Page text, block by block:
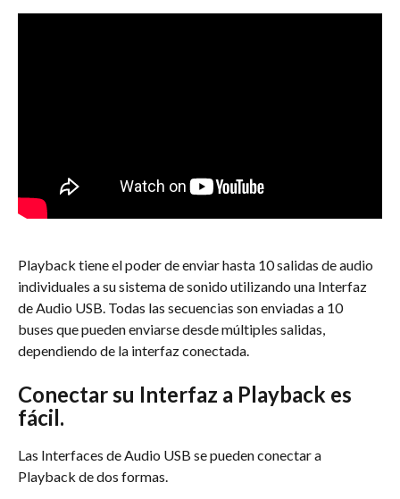
Playback tiene el poder de enviar hasta 10 salidas de audio
individuales a su sistema de sonido utilizando una Interfaz
de Audio USB. Todas las secuencias son enviadas a 10
buses que pueden enviarse desde múltiples salidas,
dependiendo de la interfaz conectada.
Conectar su Interfaz a Playback es
fácil.
Las Interfaces de Audio USB se pueden conectar a
Playback de dos formas.